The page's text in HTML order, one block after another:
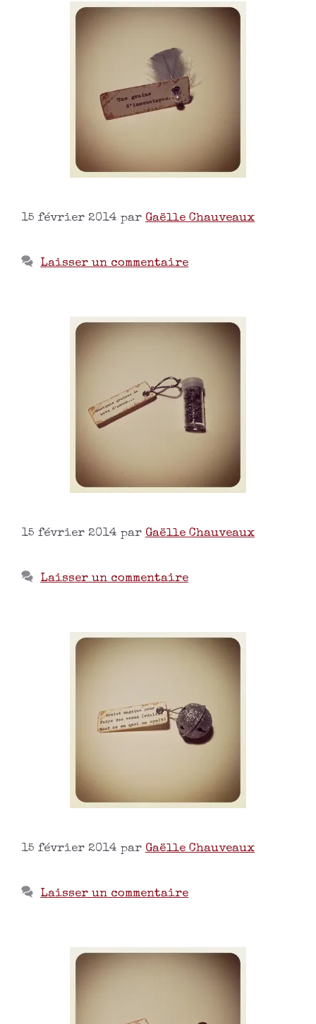
15 février 2014 par Gaëlle Chauveaux
Laisser un commentaire
15 février 2014 par Gaëlle Chauveaux
Laisser un commentaire
15 février 2014 par Gaëlle Chauveaux
Laisser un commentaire